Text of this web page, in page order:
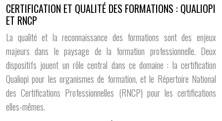
CERTIFICATION ET QUALITÉ DES FORMATIONS : QUALIOPI
ET RNCP
La qualité et la reconnaissance des formations sont des enjeux
majeurs dans le paysage de la formation professionnelle. Deux
dispositifs jouent un rôle central dans ce domaine : la certification
Qualiopi pour les organismes de formation, et le Répertoire National
des Certifications Professionnelles (RNCP) pour les certifications
elles-mêmes.